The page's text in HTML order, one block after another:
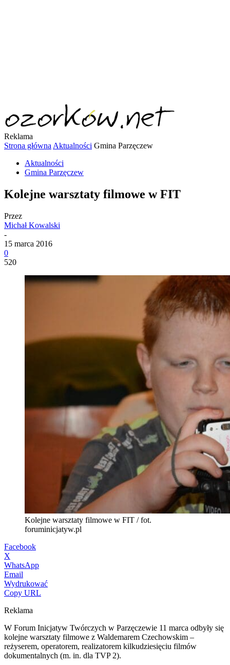
Reklama
Strona główna Aktualności Gmina Parzęczew
Aktualności
Gmina Parzęczew
Kolejne warsztaty filmowe w FIT
Przez
Michał Kowalski
-
15 marca 2016
0
520
Kolejne warsztaty filmowe w FIT / fot.
foruminicjatyw.pl
Facebook
X
WhatsApp
Email
Wydrukować
Copy URL
Reklama
W Forum Inicjatyw Twórczych w Parzęczewie 11 marca odbyły się
kolejne warsztaty filmowe z Waldemarem Czechowskim –
reżyserem, operatorem, realizatorem kilkudziesięciu filmów
dokumentalnych (m. in. dla TVP 2).